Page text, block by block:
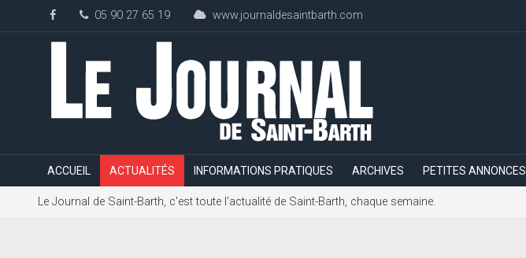
05 90 27 65 19 www.journaldesaintbarth.com
ACCUEIL ACTUALITÉS INFORMATIONS PRATIQUES ARCHIVES PETITES ANNONCES
Le Journal de Saint-Barth, c'est toute l'actualité de Saint-Barth, chaque semaine.